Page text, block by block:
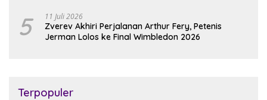
5 11 Juli 2026
Zverev Akhiri Perjalanan Arthur Fery, Petenis
Jerman Lolos ke Final Wimbledon 2026
Terpopuler